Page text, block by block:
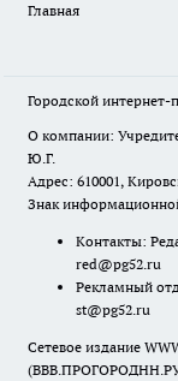
Главная
Городской интернет-
О компании:
Ю.Г.
Адрес: 610001,
Знак
Контакты:
red@pg52.ru
Рекламный
st@pg52.ru
Сетевое издание